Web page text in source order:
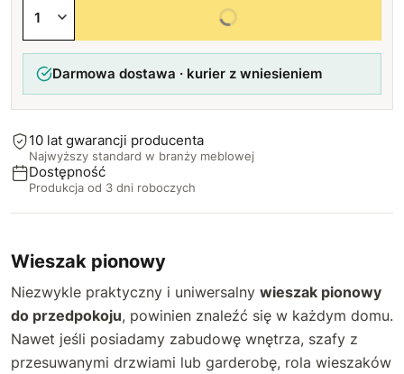
110 cm
Wybierz wszystkie opcje
Darmowa dostawa · kurier z wniesieniem
10 lat gwarancji producenta
Najwyższy standard w branży meblowej
Dostępność
Produkcja od 3 dni roboczych
Wieszak pionowy
Niezwykle praktyczny i uniwersalny wieszak pionowy
do przedpokoju, powinien znaleźć się w każdym domu.
Nawet jeśli posiadamy zabudowę wnętrza, szafy z
przesuwanymi drzwiami lub garderobę, rola wieszaków